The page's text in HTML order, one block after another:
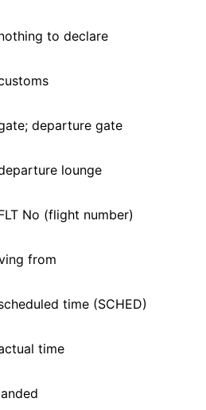
to declare
gate
lounge
(flight number)
from
time (SCHED)
time